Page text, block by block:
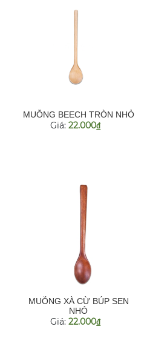
MUỖNG BEECH TRÒN NHỎ
Giá:22.000đ
MUỖNG XÀ CỪ BÚP SEN
NHỎ
Giá:22.000đ